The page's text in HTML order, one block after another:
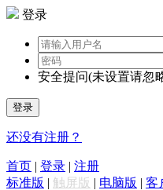
登录
安全提问(未设置请忽
登录
还没有注册？
首页 | 登录 | 注册
标准版 | 触屏版 | 电脑版 | 客